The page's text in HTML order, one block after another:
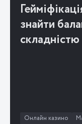
знайти
складністю
Онлайн казино